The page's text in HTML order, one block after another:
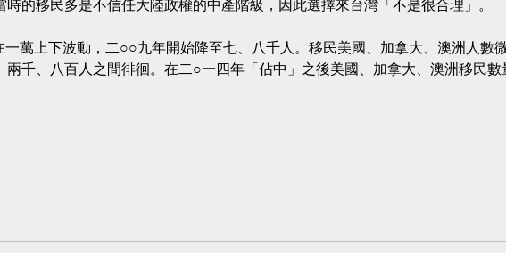
的移民多是不信任大陸政權的中產階級，因此選擇來台灣「不是很合理」。
萬上下波動，二○○九年開始降至七、八千人。移民美國、加拿大、澳洲人數
兩千、八百人之間徘徊。在二○一四年「佔中」之後美國、加拿大、澳洲移民數